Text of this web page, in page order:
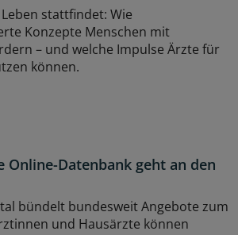
stattfindet: Wie
Konzepte Menschen mit
– und welche Impulse Ärzte für
können.
Online-Datenbank geht an den
bündelt bundesweit Angebote zum
und Hausärzte können